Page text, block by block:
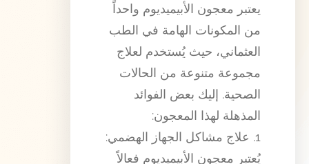
يعتبر معجون الأبيميديوم واحداً
من المكونات الهامة في الطب
العثماني، حيث يُستخدم لعلاج
مجموعة متنوعة من الحالات
الصحية. إليك بعض الفوائد
المذهلة لهذا المعجون:
1. علاج مشاكل الجهاز الهضمي:
يُعتبر معجون الأبيميديوم فعالاً